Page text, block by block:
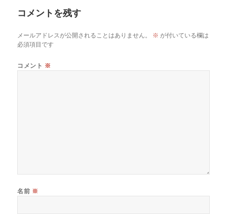
コメントを残す
メールアドレスが公開されることはありません。 ※ が付いている欄は
必須項目です
コメント ※
名前 ※